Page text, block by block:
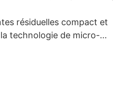
résiduelles compact et
technologie de micro-